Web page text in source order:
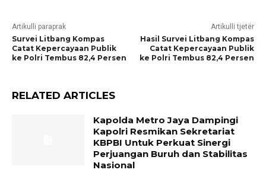
Artikulli paraprak
Survei Litbang Kompas
Catat Kepercayaan Publik
ke Polri Tembus 82,4 Persen
Artikulli tjetër
Hasil Survei Litbang Kompas
Catat Kepercayaan Publik
ke Polri Tembus 82,4 Persen
RELATED ARTICLES
Kapolda Metro Jaya Dampingi
Kapolri Resmikan Sekretariat
KBPBI Untuk Perkuat Sinergi
Perjuangan Buruh dan Stabilitas
Nasional